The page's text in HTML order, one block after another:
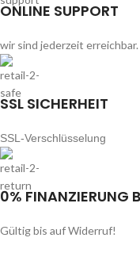
ONLINE SUPPORT
wir sind jederzeit erreichbar.
SSL SICHERHEIT
SSL-Verschlüsselung
0% FINANZIERUNG
Gültig bis auf Widerruf!